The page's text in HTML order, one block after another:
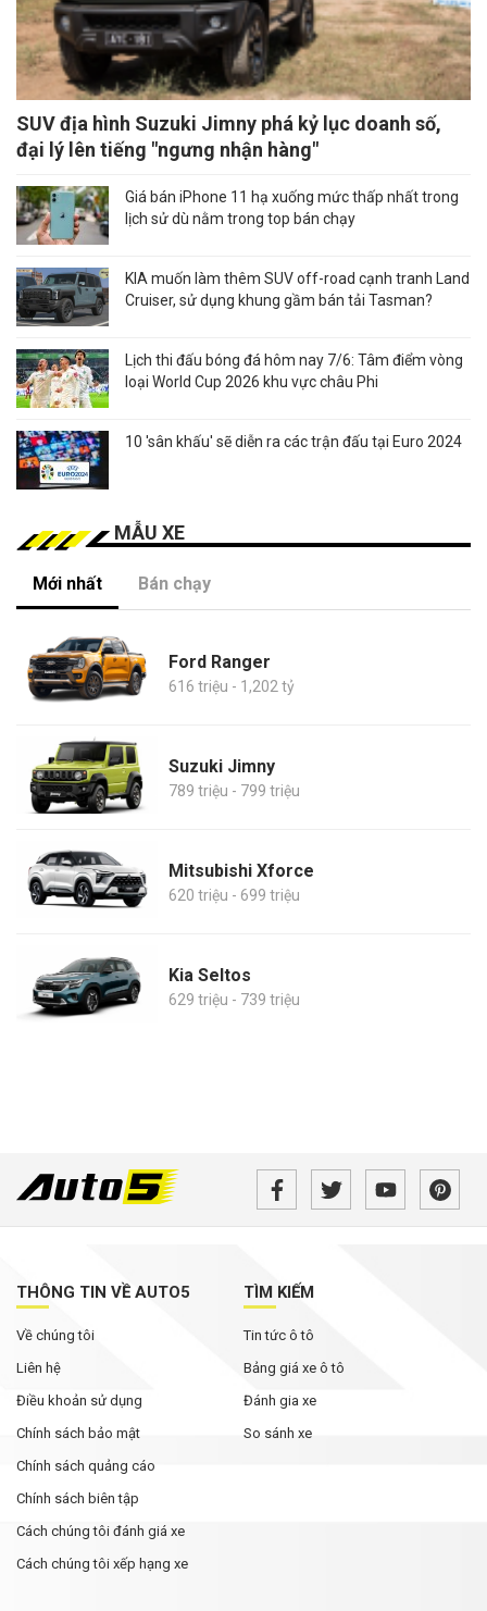
SUV địa hình Suzuki Jimny phá kỷ lục doanh số,
đại lý lên tiếng "ngưng nhận hàng"
Giá bán iPhone 11 hạ xuống mức thấp nhất trong
lịch sử dù nằm trong top bán chạy
KIA muốn làm thêm SUV off-road cạnh tranh Land
Cruiser, sử dụng khung gầm bán tải Tasman?
Lịch thi đấu bóng đá hôm nay 7/6: Tâm điểm vòng
loại World Cup 2026 khu vực châu Phi
10 'sân khấu' sẽ diễn ra các trận đấu tại Euro 2024
MẪU XE
Mới nhất Bán chạy
Ford Ranger
616 triệu - 1,202 tỷ
Suzuki Jimny
789 triệu - 799 triệu
Mitsubishi Xforce
620 triệu - 699 triệu
Kia Seltos
629 triệu - 739 triệu
THÔNG TIN VỀ AUTO5
Về chúng tôi
Liên hệ
Điều khoản sử dụng
Chính sách bảo mật
Chính sách quảng cáo
Chính sách biên tập
Cách chúng tôi đánh giá xe
Cách chúng tôi xếp hạng xe
TÌM KIẾM
Tin tức ô tô
Bảng giá xe ô tô
Đánh gia xe
So sánh xe